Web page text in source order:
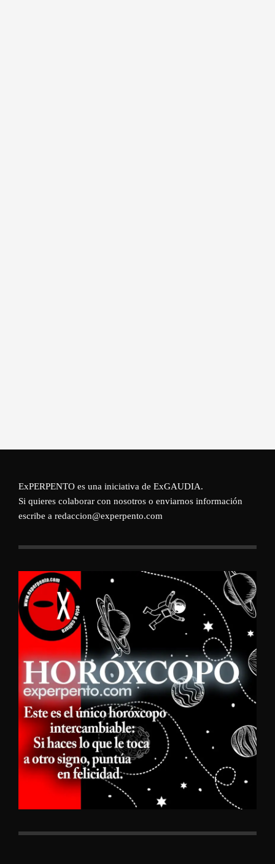
ExPERPENTO es una iniciativa de ExGAUDIA.
Si quieres colaborar con nosotros o enviarnos información
escribe a redaccion@experpento.com